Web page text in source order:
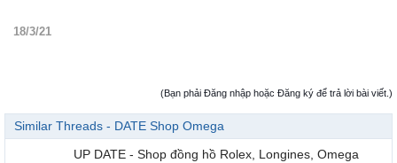
18/3/21
(Bạn phải Đăng nhập hoặc Đăng ký để trả lời bài viết.)
Similar Threads - DATE Shop Omega
UP DATE - Shop đồng hồ Rolex, Longines, Omega